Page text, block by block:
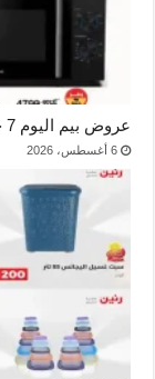
عروض بيم اليوم 7 حتى 9 اغسطس 2026 الاجهزة الكهربائية
6 أغسطس، 2026